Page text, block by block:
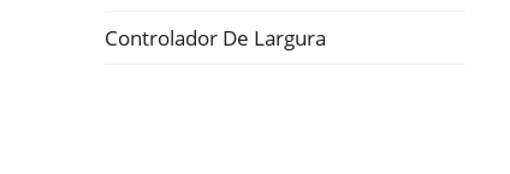
Controlador De Largura